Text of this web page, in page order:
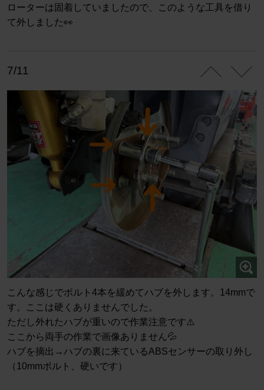
ローターは固着していましたので、このような工具を借り
て外しました👀
7/11
こんな感じでボルト4本を緩めてハブを外します。14mmで
す。ここは硬くありませんでした。
ただし外れたハブが重いので作業注意です⚠️
ここから両手の作業で画像ありません💦
ハブを摘出→ハブの裏に来ているABSセンサーの取り外し
（10mmボルト、硬いです）